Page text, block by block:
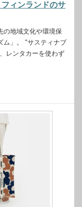
ィンランドのサ
の地域文化や環境保
ム」。 "サスティナブ
レンタカーを使わず